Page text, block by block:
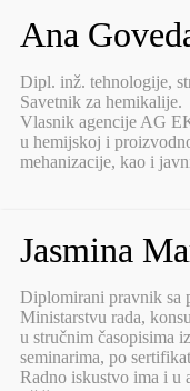
Ana
Dipl. inž. tehnologije,
Savetnik za hemikalije.
Vlasnik agencije AG
u hemijskoj i
mehanizacije, kao i
Jasmina
Diplomirani pravnik sa
Ministarstvu rada,
u stručnim časopisima
seminarima, po
Radno iskustvo ima i u